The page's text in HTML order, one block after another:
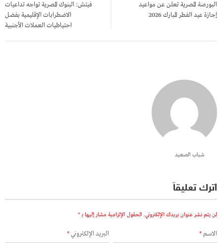
البورصة المصرية تعلن عن مواعيد
إجازة عيد الفطر المبارك 2026
فيتش: البنوك المصرية تواجه تداعيات
الاضطرابات الإقليمية بفضل
احتياطيات العملات الأجنبية
شباب الصعيد
اترك تعليقاً
لن يتم نشر عنوان بريدك الإلكتروني. الحقول الإلزامية مشار إليها بـ *
الاسم* البريد الإلكتروني*